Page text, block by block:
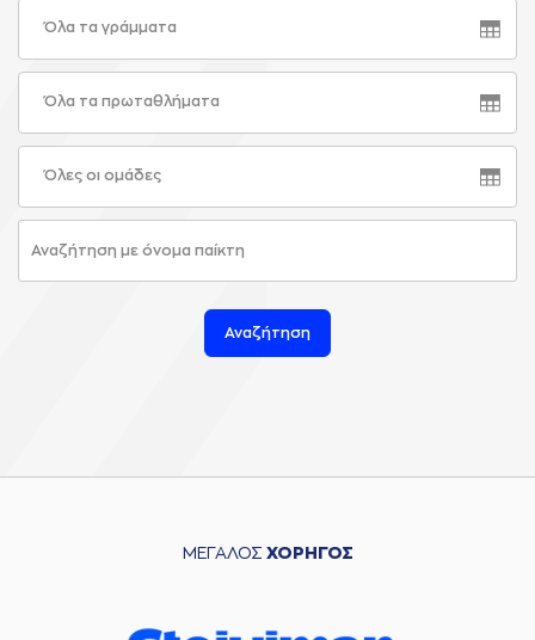
Όλα τα γράμματα
Όλα τα πρωταθλήματα
Όλες οι ομάδες
Αναζήτηση
ΜΕΓΑΛΟΣ ΧΟΡΗΓΟΣ